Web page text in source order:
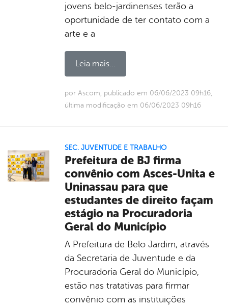
jovens belo-jardinenses terão a
oportunidade de ter contato com a
arte e a
Leia mais...
por Ascom, publicado em 06/06/2023 09h16,
última modificação em 06/06/2023 09h16
SEC. JUVENTUDE E TRABALHO
Prefeitura de BJ firma
convênio com Asces-Unita e
Uninassau para que
estudantes de direito façam
estágio na Procuradoria
Geral do Município
A Prefeitura de Belo Jardim, através
da Secretaria de Juventude e da
Procuradoria Geral do Município,
estão nas tratativas para firmar
convênio com as instituições